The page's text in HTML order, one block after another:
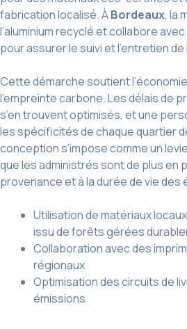
fabrication localisé. ÀBordeaux, la
l’aluminium recyclé et collabore
pour assurer le suivi et l’entretien
Cette démarche soutient
l’empreinte carbone. Les délais de
s’en trouvent optimisés, et une
les spécificités de chaque quartier
conception s’impose comme un
que les administrés sont de plus en
provenance et à la durée de vie des
Utilisation de matériaux
issu de forêts gérées
Collaboration avec des
régionaux
Optimisation des circuits de
émissions